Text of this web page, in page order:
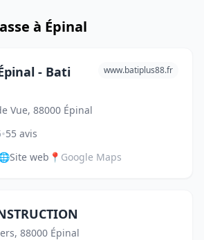
à Épinal
- Bati
Vue, 88000 Épinal
www.batiplus88.fr
•55 avis
Site web 📍 Google Maps
88000 Épinal